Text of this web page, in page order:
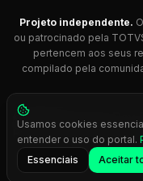
Projeto independente.
ou patrocinado pela
pertencem aos seus
compilado pela
© 2026 Dicionário Dev.
Protheus.
Press
Usamos cookies
entender o uso do portal.
Essenciais
Aceitar